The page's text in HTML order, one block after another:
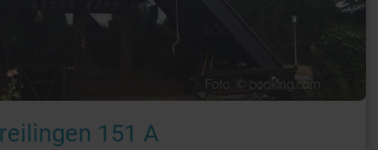
Foto: © booking.com
151 A